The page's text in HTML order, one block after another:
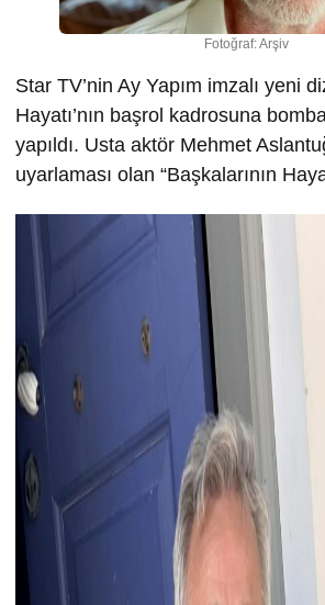
Fotoğraf: Arşiv
Star TV’nin Ay Yapım imzalı yeni
Hayatı’nın başrol kadrosuna
yapıldı. Usta aktör Mehmet
uyarlaması olan “Başkalarının